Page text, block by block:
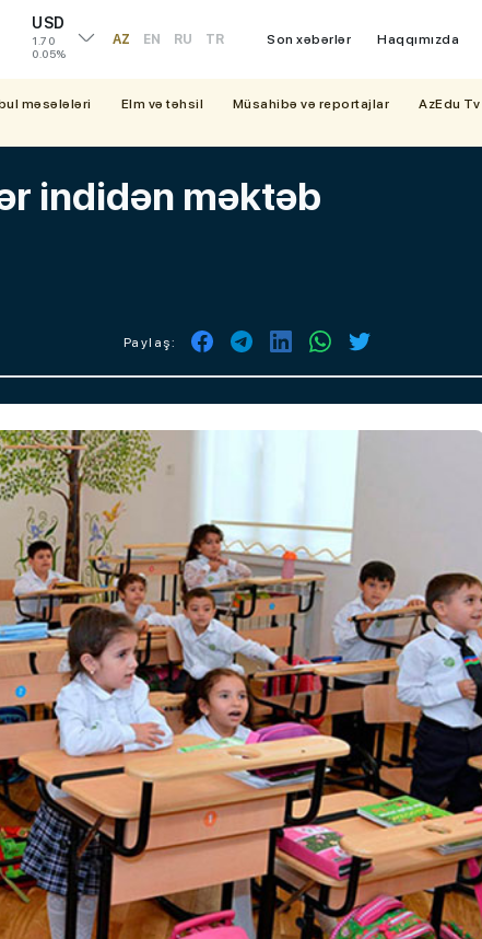
USD
1.70
0.05%
AZ EN RU TR Son xəbərlər Haqqımızda
məsələləri Elm və təhsil Müsahibə və reportajlar AzEdu Tv
indidən məktəb
Paylaş: